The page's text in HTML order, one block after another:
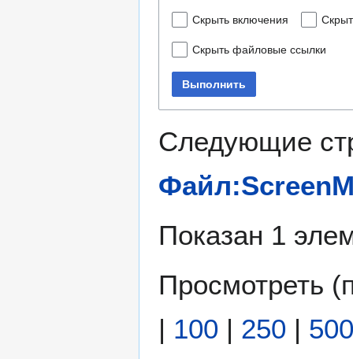
Скрыть включения
Скрыть файловые ссылки
Выполнить
Следующие
Показан 1
Просмотреть (
| 100 | 250 | 500